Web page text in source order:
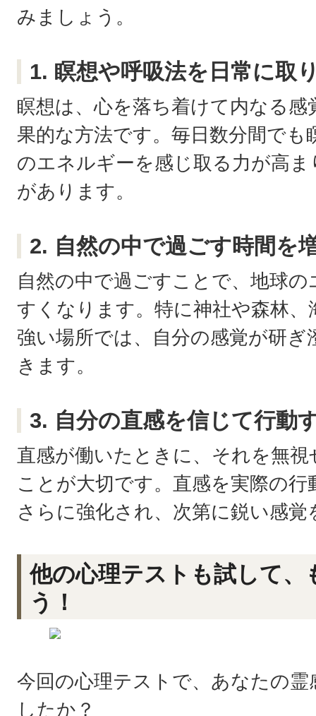
みましょう。
1. 瞑想や呼吸法を日常に取
瞑想は、心を落ち着けて内なる
果的な方法です。毎日数分間で
のエネルギーを感じ取る力が高
があります。
2. 自然の中で過ごす時間を
自然の中で過ごすことで、地球
すくなります。特に神社や森林
強い場所では、自分の感覚が研
きます。
3. 自分の直感を信じて行動
直感が働いたときに、それを無
ことが大切です。直感を実際の
さらに強化され、次第に鋭い感
他の心理テストも試して、
う！
今回の心理テストで、あなたの
したか？